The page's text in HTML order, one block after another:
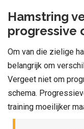
Hamstring
progressive
Om van die zielige
belangrijk om
Vergeet niet om
schema.
training moeilijker